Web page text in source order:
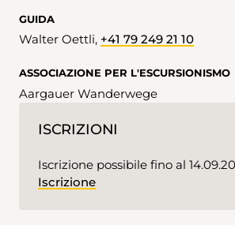
GUIDA
Walter Oettli, +41 79 249 21 10
ASSOCIAZIONE PER L'ESCURSIONISMO
Aargauer Wanderwege
ISCRIZIONI
Iscrizione possibile fino al
Iscrizione